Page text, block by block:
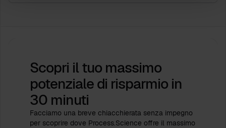
Scopri il tuo massimo
potenziale di risparmio in
30 minuti
Facciamo una breve chiacchierata senza impegno
per scoprire dove Process.Science offre il massimo